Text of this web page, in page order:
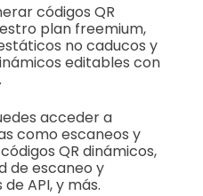
códigos QR
plan freemium,
no caducos y
editables con
acceder a
como escaneos y
QR dinámicos,
de escaneo y
API, y más.